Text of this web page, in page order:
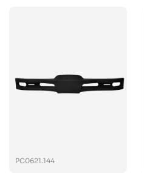
PC0621.144